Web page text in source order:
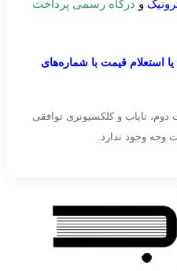
و درگاه رسمی پرداخت
استعلام قیمت با شماره‌های
نایاب و کلکسیونری توافقی
وجه وجود ندارد.